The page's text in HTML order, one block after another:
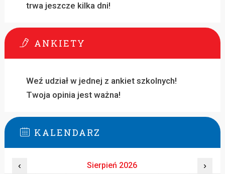
trwa jeszcze kilka dni!
ANKIETY
Weź udział w jednej z ankiet szkolnych!
Twoja opinia jest ważna!
KALENDARZ
‹ Sierpień 2026 ›